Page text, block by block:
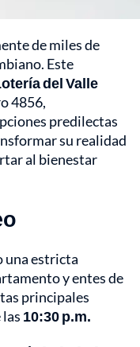
de miles de
Este
del Valle
4856,
predilectas
su realidad
al bienestar
una estricta
y entes de
principales
10:30 p.m.